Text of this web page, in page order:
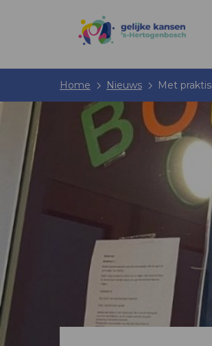
Home Nieuws Met